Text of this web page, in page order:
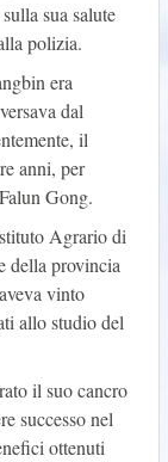
sua salute
polizia.
era
dal
il
anni, per
Gong.
Agrario di
della provincia
vinto
allo studio del
il suo cancro
successo nel
ottenuti